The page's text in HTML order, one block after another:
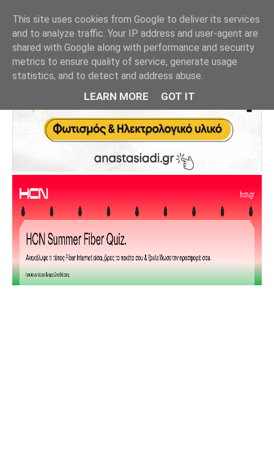
This site uses cookies from Google to deliver its services
and to analyze traffic. Your IP address and user-agent are
shared with Google along with performance and security
metrics to ensure quality of service, generate usage
statistics, and to detect and address abuse.
LEARN MORE GOT IT